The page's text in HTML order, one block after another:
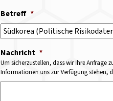
Betreff *
Nachricht *
Um sicherzustellen, dass wir Ihre Anfrage
Informationen uns zur Verfügung stehen,